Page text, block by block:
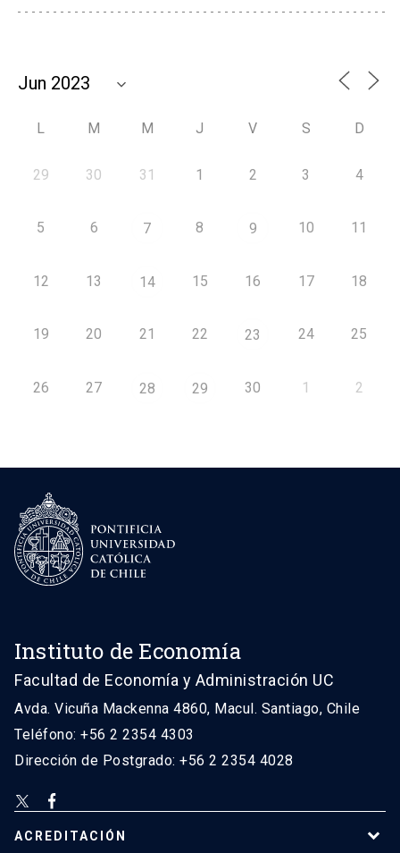
L M M J V S D
29 30 31 1 2 3 4
5 6 7 8 9 10 11
12 13 14 15 16 17 18
19 20 21 22 23 24 25
26 27 28 29 30 1 2
Instituto de Economía
Facultad de Economía y Administración UC
Avda. Vicuña Mackenna 4860, Macul. Santiago, Chile
Teléfono: +56 2 2354 4303
Dirección de Postgrado: +56 2 2354 4028
ACREDITACIÓN